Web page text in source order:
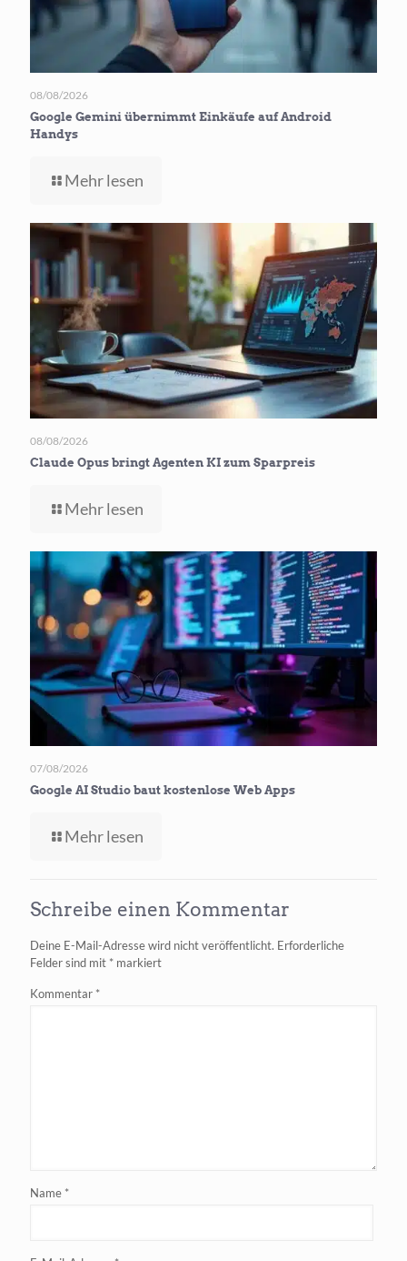
08/08/2026
Google Gemini übernimmt Einkäufe auf Android
Handys
Mehr lesen
übernimmt
Einkäufe
Android
Handys
08/08/2026
Claude Opus bringt Agenten KI zum Sparpreis
Mehr lesen
bringt
Agenten
KI
zum
Sparpreis
07/08/2026
Google AI Studio baut kostenlose Web Apps
Mehr lesen
baut
Web Apps
Schreibe einen Kommentar
Deine E-Mail-Adresse wird nicht veröffentlicht. Erforderliche
Felder sind mit * markiert
Kommentar *
Name *